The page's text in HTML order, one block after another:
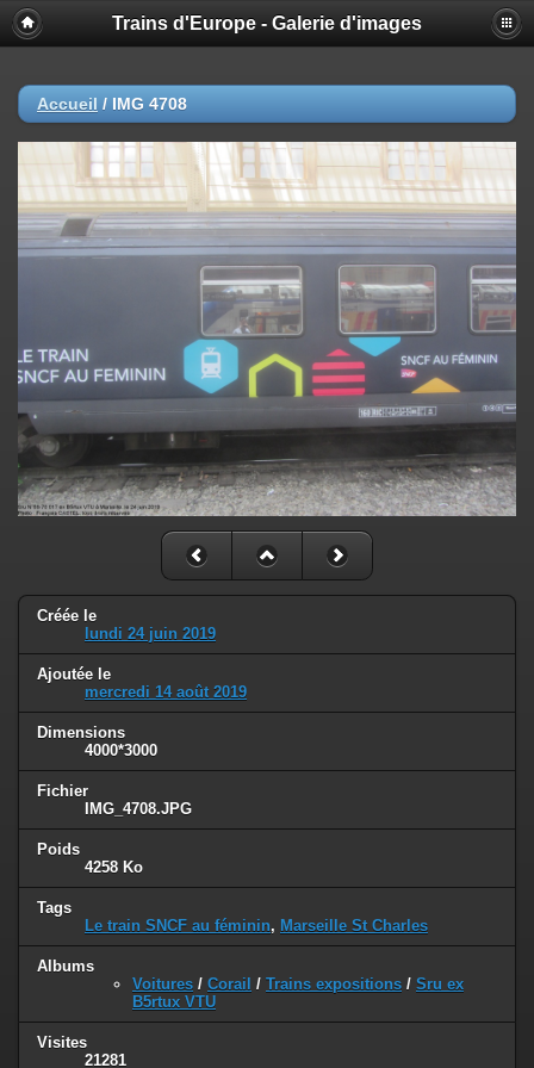
Trains d'Europe - Galerie d'images
Accueil / IMG 4708
Créée le
lundi 24 juin 2019
Ajoutée le
mercredi 14 août 2019
Dimensions
4000*3000
Fichier
IMG_4708.JPG
Poids
4258 Ko
Tags
Le train SNCF au féminin, Marseille St Charles
Albums
Voitures / Corail / Trains expositions / Sru ex
B5rtux VTU
Visites
21281